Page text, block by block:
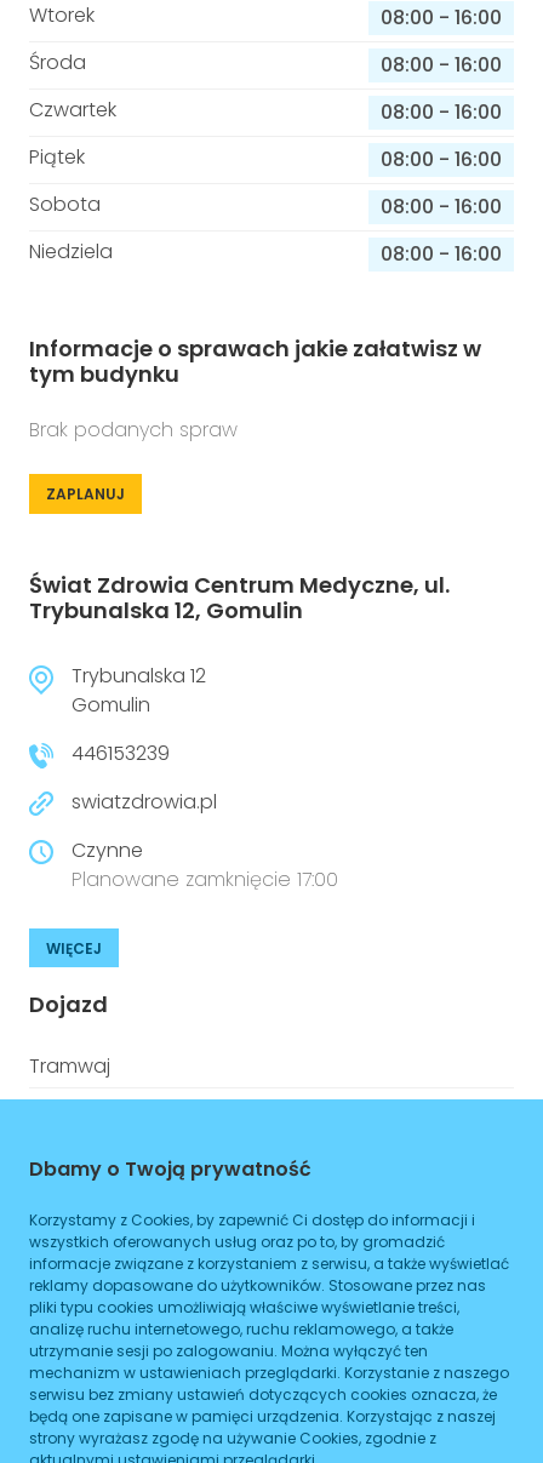
Wtorek
08:00 - 16:00
Środa
08:00 - 16:00
Czwartek
08:00 - 16:00
Piątek
08:00 - 16:00
Sobota
08:00 - 16:00
Niedziela
08:00 - 16:00
Informacje o sprawach jakie załatwisz w
tym budynku
Brak podanych spraw
ZAPLANUJ
Świat Zdrowia Centrum Medyczne, ul.
Trybunalska 12, Gomulin
Trybunalska 12
Gomulin
446153239
swiatzdrowia.pl
Czynne
Planowane zamknięcie 17:00
WIĘCEJ
Dojazd
Tramwaj
Autobus
ZAPLANUJ
Godziny otwarcia
Poniedziałek 08:00-
Wtorek
08:00 - 17:00
Środa
08:00-15:30
Dbamy o Twoją prywatność
Korzystamy z Cookies, by zapewnić Ci dostęp do informacji i
wszystkich oferowanych usług oraz po to, by gromadzić
informacje związane z korzystaniem z serwisu, a także wyświetlać
reklamy dopasowane do użytkowników. Stosowane przez nas
pliki typu cookies umożliwiają właściwe wyświetlanie treści,
analizę ruchu internetowego, ruchu reklamowego, a także
utrzymanie sesji po zalogowaniu. Można wyłączyć ten
mechanizm w ustawieniach przeglądarki. Korzystanie z naszego
serwisu bez zmiany ustawień dotyczących cookies oznacza, że
będą one zapisane w pamięci urządzenia. Korzystając z naszej
strony wyrażasz zgodę na używanie Cookies, zgodnie z